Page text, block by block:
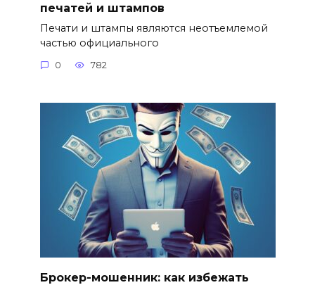
печатей и штампов
Печати и штампы являются неотъемлемой
частью официального
0 782
Брокер-мошенник: как избежать